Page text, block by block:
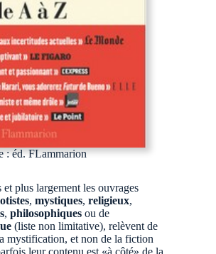
: éd. FLammarion
et plus largement les ouvrages
, mystiques, religieux,
, philosophiques ou de
(liste non limitative), relèvent de
mystification, et non de la fiction